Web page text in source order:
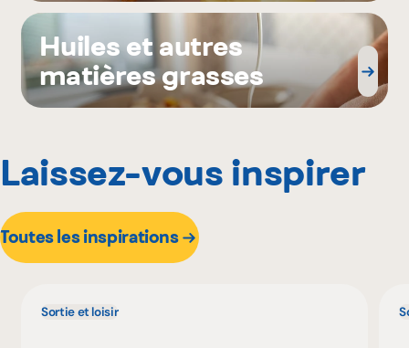
Huiles et autres
matières grasses
Laissez-vous inspirer
Toutes les inspirations
Sortie et loisir